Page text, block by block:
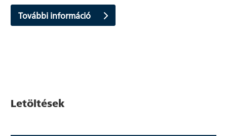
További információ
Letöltések